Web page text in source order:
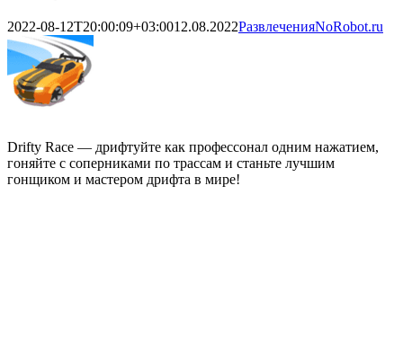
2022-08-12T20:00:09+03:0012.08.2022РазвлеченияNoRobot.ru
Drifty Race — дрифтуйте как профессонал одним нажатием,
гоняйте с соперниками по трассам и станьте лучшим
гонщиком и мастером дрифта в мире!